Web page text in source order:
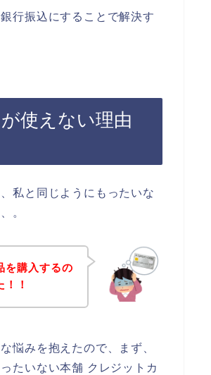
行振込にすることで解決す
使えない理由
私と同じようにもったいな
。
を購入するの
！
悩みを抱えたので、まず、
たいない本舗 クレジットカ